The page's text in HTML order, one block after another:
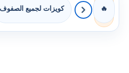
🔥 كويزات لجميع الصفوف